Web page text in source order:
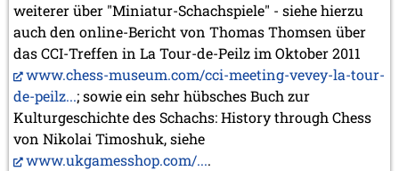
weiterer über "Miniatur-Schachspiele" - siehe hierzu
auch den online-Bericht von Thomas Thomsen über
das CCI-Treffen in La Tour-de-Peilz im Oktober 2011
www.chess-museum.com/cci-meeting-vevey-la-tour-
de-peilz...; sowie ein sehr hübsches Buch zur
Kulturgeschichte des Schachs: History through Chess
von Nikolai Timoshuk, siehe
www.ukgamesshop.com/....